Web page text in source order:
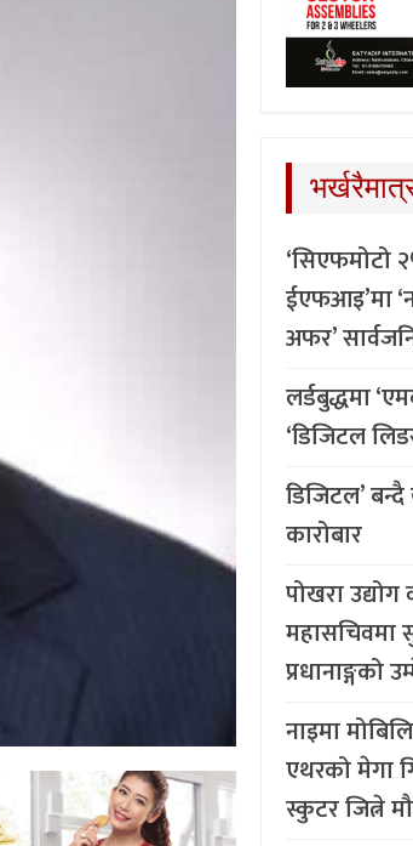
‘सिएफमोटो
ईएफआइ’मा
अफर’
लर्डबुद्धमा
‘डिजिटल
डिजिटल’
कारोबार
पोखरा
महासचिवमा
प्रधानाङ्गको
नाइमा
एथरको मेगा
स्कुटर जित्ने